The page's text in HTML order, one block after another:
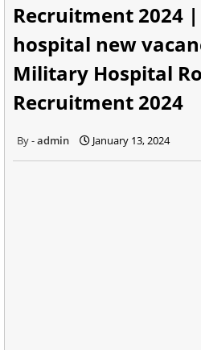
Recruitment 2024
hospital new
Military Hospital
Recruitment 2024
admin January 13, 2024